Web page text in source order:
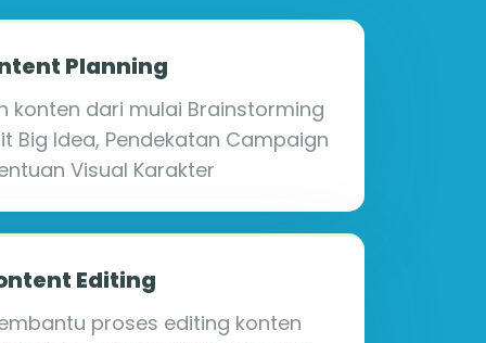
Planning
konten dari mulai Brainstorming
Big Idea, Pendekatan Campaign
Visual Karakter
Editing
proses editing konten